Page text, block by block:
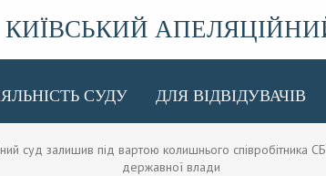
КИЇВСЬКИЙ
СУДУ ДЛЯ ВІДВІДУВАЧІВ
суд залишив під вартою колишнього співробітника
державної влади